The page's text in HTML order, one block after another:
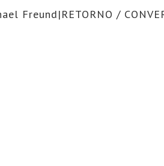
Freund|RETORNO /